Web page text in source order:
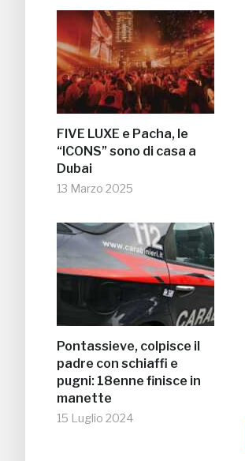
FIVE LUXE e Pacha, le
“ICONS” sono di casa a
Dubai
13 Marzo 2025
Pontassieve, colpisce il
padre con schiaffi e
pugni: 18enne finisce in
manette
15 Luglio 2024